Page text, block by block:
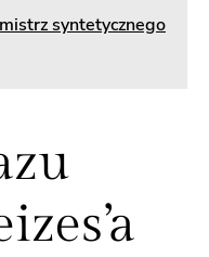
syntetycznego